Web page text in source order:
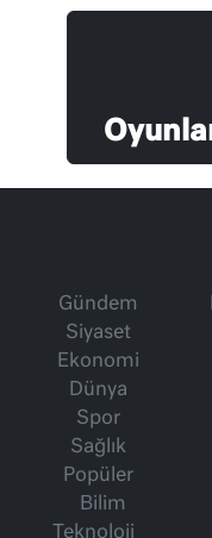
Gündem
Siyaset
Ekonomi
Dünya
Spor
Sağlık
Popüler
Bilim
Teknoloji